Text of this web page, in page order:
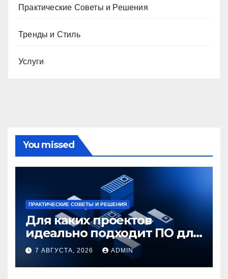
Практические Советы и Решения
Тренды и Стиль
Услуги
You missed
ПРАКТИЧЕСКИЕ СОВЕТЫ И РЕШЕНИЯ
Для каких проектов
идеально подходит ПО для
контейнеризации
приложений
7 АВГУСТА, 2026 ADMIN